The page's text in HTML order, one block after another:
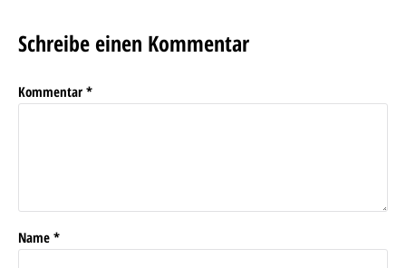
Schreibe einen Kommentar
Kommentar *
Name *